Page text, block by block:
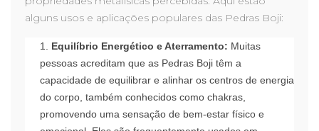
alguns usos e aplicações populares das Pedras Boji:
Equilíbrio Energético e Aterramento: Muitas
pessoas acreditam que as Pedras Boji têm a
capacidade de equilibrar e alinhar os centros de energia
do corpo, também conhecidos como chakras,
promovendo uma sensação de bem-estar físico e